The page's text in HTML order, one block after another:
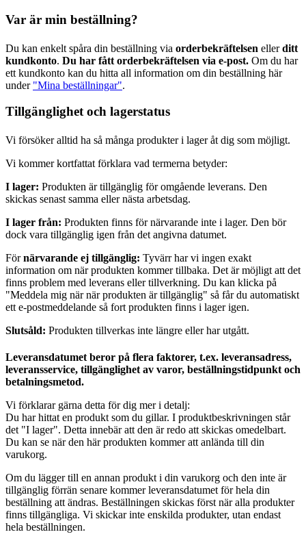
Var är min beställning?
Du kan enkelt spåra din beställning via orderbekräftelsen ellerditt
kundkonto. Du har fått orderbekräftelsen via e-post. Om du har
ett kundkonto kan du hitta all information om din beställning här
under "Mina beställningar".
Tillgänglighet och lagerstatus
Vi försöker alltid ha så många produkter i lager åt dig som möjligt.
Vi kommer kortfattat förklara vad termerna betyder:
I lager: Produkten är tillgänglig för omgående leverans. Den
skickas senast samma eller nästa arbetsdag.
I lager från: Produkten finns för närvarande inte i lager. Den bör
dock vara tillgänglig igen från det angivna datumet.
Förnärvarande ej tillgänglig: Tyvärr har vi ingen exakt
information om när produkten kommer tillbaka. Det är möjligt att det
finns problem med leverans eller tillverkning. Du kan klicka på
"Meddela mig när när produkten är tillgänglig" så får du automatiskt
ett e-postmeddelande så fort produkten finns i lager igen.
Slutsåld: Produkten tillverkas inte längre eller har utgått.
Leveransdatumet beror på flera faktorer, t.ex. leveransadress,
leveransservice, tillgänglighet av varor, beställningstidpunkt och
betalningsmetod.
Vi förklarar gärna detta för dig mer i detalj:
Du har hittat en produkt som du gillar. I produktbeskrivningen står
det "I lager". Detta innebär att den är redo att skickas omedelbart.
Du kan se när den här produkten kommer att anlända till din
varukorg.
Om du lägger till en annan produkt i din varukorg och den inte är
tillgänglig förrän senare kommer leveransdatumet för hela din
beställning att ändras. Beställningen skickas först när alla produkter
finns tillgängliga. Vi skickar inte enskilda produkter, utan endast
hela beställningen.